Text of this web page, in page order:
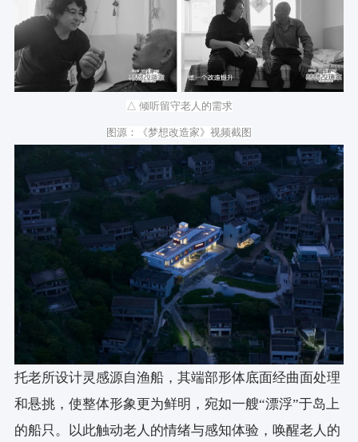
△ 倾听留守老人的需求
图源：《梦想改造家》视频截图
托老所设计灵感源自渔船，其端部形体底面经曲面处理
和悬挑，使整体形象更为鲜明，宛如一艘“漂浮”于岛上
的船只。以此触动老人的情绪与感知体验，唤醒老人的